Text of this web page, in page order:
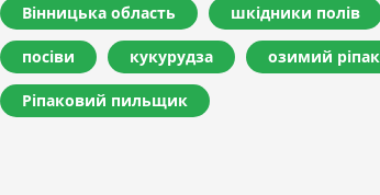
Вінницька область шкідники полів
посіви кукурудза озимий ріпак
Ріпаковий пильщик